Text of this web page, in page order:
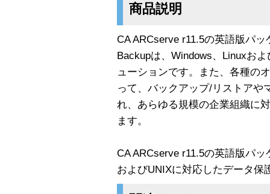
商品説明
CA ARCserve r11.5の英語版パ
Backupは、Windows、Linuxお
ューションです。また、各種の
って、バックアップ/リストアや
れ、あらゆる規模の企業組織に
ます。
CA ARCserve r11.5の英語版パ
およびUNIXに対応したデータ保